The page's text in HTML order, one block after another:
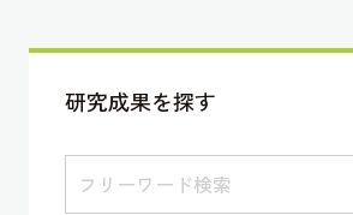
研究成果を探す